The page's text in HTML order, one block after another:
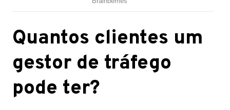
Quantos clientes um
gestor de tráfego
pode ter?